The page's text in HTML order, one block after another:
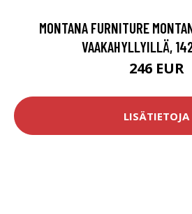
MONTANA FURNITURE
VAAKAHYLLYILLÄ,
246 EUR
LISÄTIETOJA